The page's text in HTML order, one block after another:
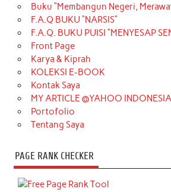
Buku “Membangun Negeri,
F.A.Q BUKU “NARSIS”
F.A.Q. BUKU PUISI “MENYESAP
Front Page
Karya & Kiprah
KOLEKSI E-BOOK
Kontak Saya
MY ARTICLE @YAHOO INDONESIA
Portofolio
Tentang Saya
PAGE RANK CHECKER